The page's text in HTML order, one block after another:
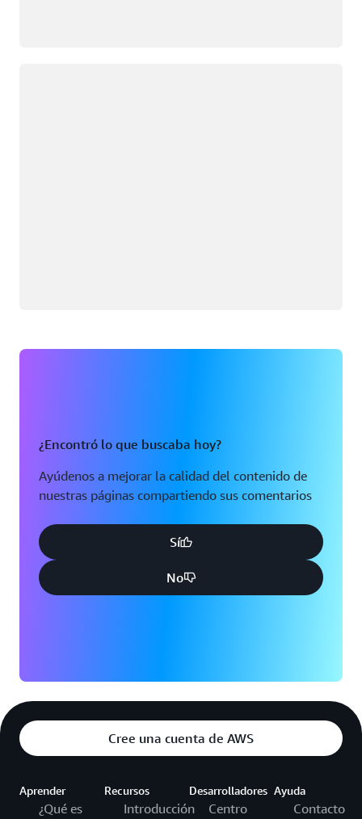
¿Encontró lo que buscaba hoy?
Ayúdenos a mejorar la calidad del contenido de
nuestras páginas compartiendo sus comentarios
Sí
No
Cree una cuenta de AWS
Aprender
¿Qué es
Recursos
Introducción
Desarrolladores
Centro
Ayuda
Contacto